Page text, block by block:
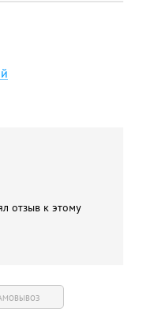
отзыв к этому